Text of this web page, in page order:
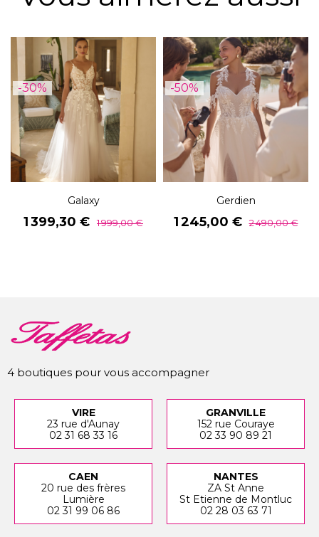
Galaxy
Prix
1 399,30 € Prix
1 999,00 €
-30%
Gerdien
Prix
1 245,00 € Prix
2 490,00 €
-50%
4 boutiques pour vous accompagner
VIRE
23 rue d'Aunay
02 31 68 33 16
GRANVILLE
152 rue Couraye
02 33 90 89 21
CAEN
20 rue des frères
Lumière
02 31 99 06 86
NANTES
ZA St Anne
St Etienne de Montluc
02 28 03 63 71